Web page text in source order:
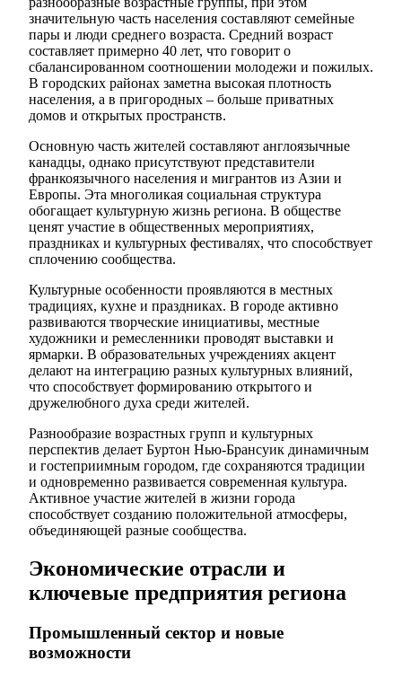
значительную часть населения составляют семейные
пары и люди среднего возраста. Средний возраст
составляет примерно 40 лет, что говорит о
сбалансированном соотношении молодежи и пожилых.
В городских районах заметна высокая плотность
населения, а в пригородных – больше приватных
домов и открытых пространств.
Основную часть жителей составляют англоязычные
канадцы, однако присутствуют представители
франкоязычного населения и мигрантов из Азии и
Европы. Эта многоликая социальная структура
обогащает культурную жизнь региона. В обществе
ценят участие в общественных мероприятиях,
праздниках и культурных фестивалях, что способствует
сплочению сообщества.
Культурные особенности проявляются в местных
традициях, кухне и праздниках. В городе активно
развиваются творческие инициативы, местные
художники и ремесленники проводят выставки и
ярмарки. В образовательных учреждениях акцент
делают на интеграцию разных культурных влияний,
что способствует формированию открытого и
дружелюбного духа среди жителей.
Разнообразие возрастных групп и культурных
перспектив делает Буртон Нью-Брансуик динамичным
и гостеприимным городом, где сохраняются традиции
и одновременно развивается современная культура.
Активное участие жителей в жизни города
способствует созданию положительной атмосферы,
объединяющей разные сообщества.
Экономические отрасли и
ключевые предприятия региона
Промышленный сектор и новые
возможности